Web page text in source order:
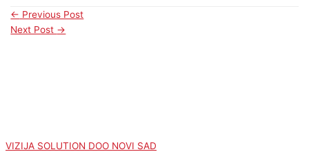
← Previous Post
Next Post →
VIZIJA SOLUTION DOO NOVI SAD